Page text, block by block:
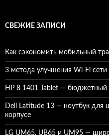
СВЕЖИЕ ЗАПИСИ
Как сэкономить мобильный
3 метода улучшения Wi-Fi сети
HP 8 1401 Tablet — бюджетный
Dell Latitude 13 — ноутбук для
корпусе
LG UM65, UB65 и UM95 —